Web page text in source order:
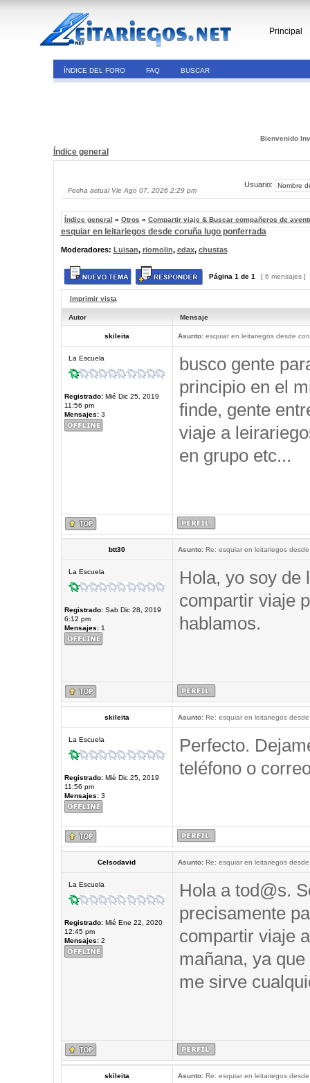
Principal
ÍNDICE DEL FORO FAQ BUSCAR
Bienvenido
Índice general
Fecha actual Vie Ago 07, 2026 2:29 pm
Usuario:
Índice general » Otros » Compartir viaje & Buscar compañeros de
esquiar en leitariegos desde coruña lugo ponferrada
Moderadores: Luisan, riomolin, edax, chustas
Página 1 de 1 [ 6 mensajes ]
Imprimir vista
Autor Mensaje
skileita Asunto:esquiar en leitariegos desde
La Escuela
Registrado:Mié Dic 25, 2019
11:56 pm
Mensajes:3
busco gente
principio en el
finde, gente
viaje a
en grupo etc...
btt30 Asunto:Re: esquiar en leitariegos
La Escuela
Registrado:Sab Dic 28, 2019
6:12 pm
Mensajes:1
Hola, yo soy de
compartir viaje
hablamos.
skileita Asunto:Re: esquiar en leitariegos
La Escuela
Registrado:Mié Dic 25, 2019
11:56 pm
Mensajes:3
Perfecto.
teléfono o
Celsodavid Asunto:Re: esquiar en leitariegos
La Escuela
Registrado:Mié Ene 22, 2020
12:45 pm
Mensajes:2
Hola a tod@s.
precisamente
compartir viaje
mañana, ya
me sirve
skileita Asunto:Re: esquiar en leitariegos